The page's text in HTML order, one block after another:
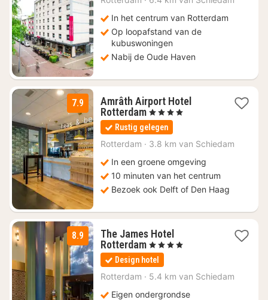
€
58,28
In het centrum van Rotterdam
Op loopafstand van de
kubuswoningen
Nabij de Oude Haven
7.9
Amrâth Airport Hotel
Rotterdam1
nacht
vanaf
€
, 4 Sterren
Rustig gelegen
Rotterdam · 3.8 km van Schiedam
In een groene omgeving
10 minuten van het centrum
Bezoek ook Delft of Den Haag
8.9
The James Hotel
Rotterdam1
nacht
vanaf
€
, 4 Sterren
Design hotel
Rotterdam · 5.4 km van Schiedam
Eigen ondergrondse